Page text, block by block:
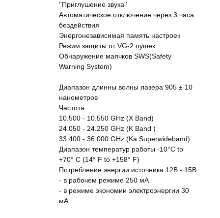
''Приглушение звука''
Автоматическое отключение через 3 часа
бездействия
Энергонезависимая память настроек
Режим защиты от VG-2 пушек
Обнаружение маячков SWS(Safety
Warning System)
Диапазон длинны волны лазера 905 ± 10
нанометров
Частота
10.500 - 10.550 GHz (X Band)
24.050 - 24.250 GHz (K Band )
33.400 - 36.000 GHz (Ka Superwideband)
Диапазон температур работы -10°C to
+70° C (14° F to +158° F)
Потребление энергии источника 12В - 15В
- в рабочем режиме 250 мА
- в режиме экономии электроэнергии 30
мА